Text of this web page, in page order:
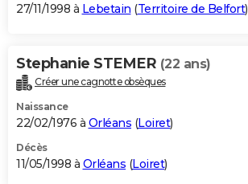
27/11/1998 à Lebetain (Territoire de Belfort)
Stephanie STEMER (22 ans)
Créer une cagnotte obsèques
Naissance
22/02/1976 à Orléans (Loiret)
Décès
11/05/1998 à Orléans (Loiret)